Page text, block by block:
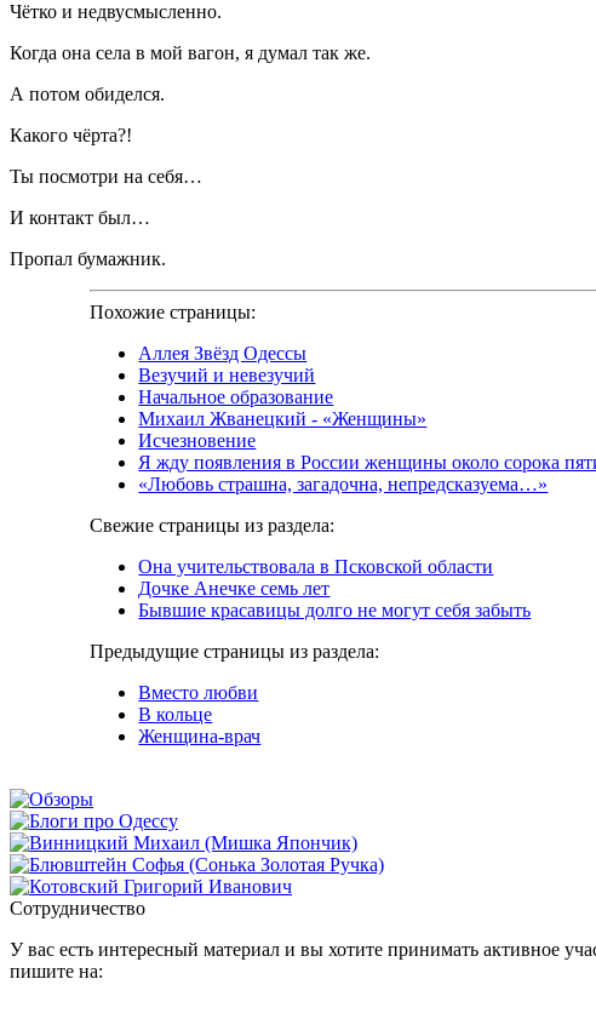
Чётко и недвусмысленно.
Когда она села в мой вагон, я думал так же.
А потом обиделся.
Какого чёрта?!
Ты посмотри на себя…
И контакт был…
Пропал бумажник.
Похожие страницы:
Аллея Звёзд Одессы
Везучий и невезучий
Начальное образование
Михаил Жванецкий - «Женщины»
Исчезновение
Я жду появления в России женщины около сорока
«Любовь страшна, загадочна, непредсказуема…»
Свежие страницы из раздела:
Она учительствовала в Псковской области
Дочке Анечке семь лет
Бывшие красавицы долго не могут себя забыть
Предыдущие страницы из раздела:
Вместо любви
В кольце
Женщина-врач
Сотрудничество
У вас есть интересный материал и вы хотите принимать активное
пишите на: